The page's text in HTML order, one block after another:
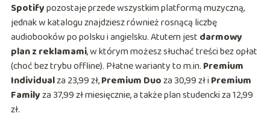
Spotifypozostaje przede wszystkim platformą muzyczną,
jednak w katalogu znajdziesz również rosnącą liczbę
audiobooków po polsku i angielsku. Atutem jest darmowy
plan z reklamami, w którym możesz słuchać treści bez opłat
(choć bez trybu offline). Płatne warianty to m.in. Premium
Individualza 23,99 zł,Premium Duoza 30,99 zł i Premium
Familyza 37,99 zł miesięcznie, a także plan studencki za 12,99
zł.